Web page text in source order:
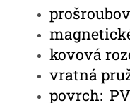
kovová
vratná
povrch: